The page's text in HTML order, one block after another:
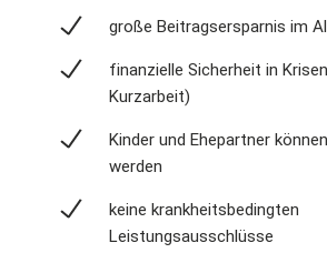
große Beitragsersparnis im
finanzielle Sicherheit in
Kurzarbeit)
Kinder und Ehepartner
werden
keine krankheitsbedingten
Leistungsausschlüsse